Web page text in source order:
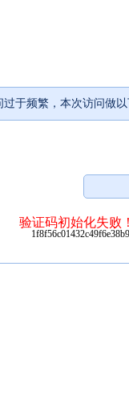
过于频繁，本次访问做以
验证码初始化失败！